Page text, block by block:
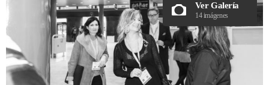
Ver Galería
14 imágenes